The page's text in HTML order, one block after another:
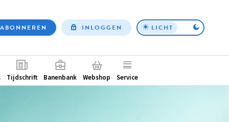
Top
ABONNEREN INLOGGEN LICHT
Tijdschrift Banenbank Webshop Service